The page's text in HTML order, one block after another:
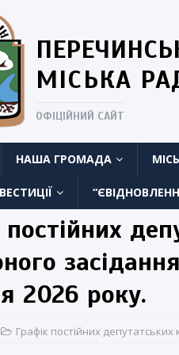
МІСЬКА
ОФІЦІЙНИЙ САЙТ
НАША ГРОМАДА
постійних
2026 року.
Графік постійних депутатських